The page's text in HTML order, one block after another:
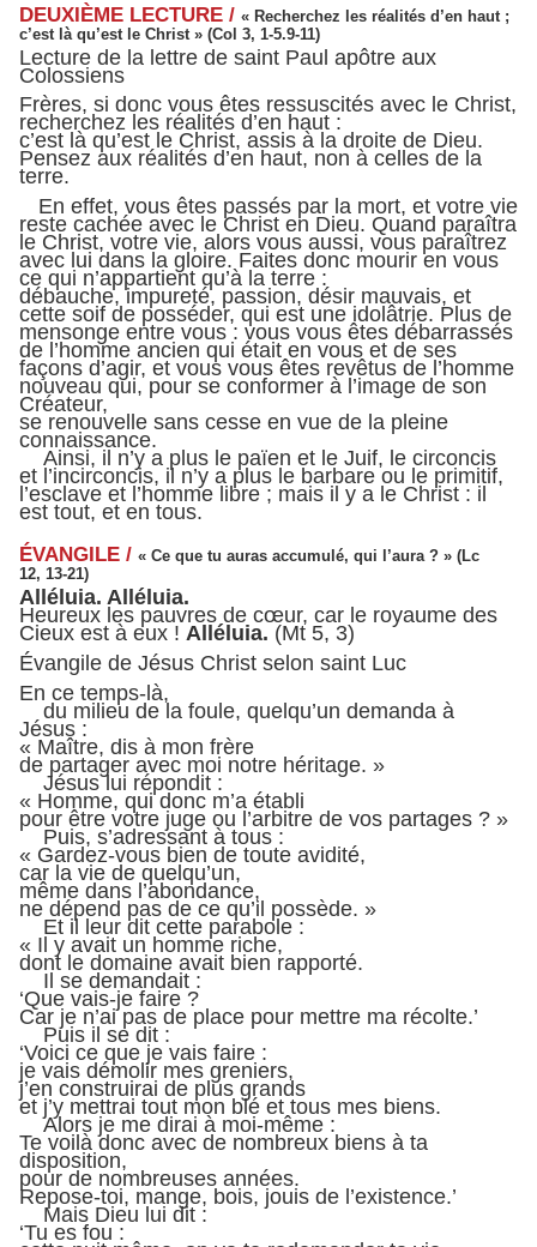
DEUXIÈME LECTURE / « Recherchez les réalités d’en haut ;
c’est là qu’est le Christ » (Col 3, 1-5.9-11)
Lecture de la lettre de saint Paul apôtre aux
Colossiens
Frères, si donc vous êtes ressuscités avec le Christ,
recherchez les réalités d’en haut :
c’est là qu’est le Christ, assis à la droite de Dieu.
Pensez aux réalités d’en haut, non à celles de la
terre.
En effet, vous êtes passés par la mort, et votre vie
reste cachée avec le Christ en Dieu. Quand paraîtra
le Christ, votre vie, alors vous aussi, vous paraîtrez
avec lui dans la gloire. Faites donc mourir en vous
ce qui n’appartient qu’à la terre :
débauche, impureté, passion, désir mauvais, et
cette soif de posséder, qui est une idolâtrie. Plus de
mensonge entre vous : vous vous êtes débarrassés
de l’homme ancien qui était en vous et de ses
façons d’agir, et vous vous êtes revêtus de l’homme
nouveau qui, pour se conformer à l’image de son
Créateur,
se renouvelle sans cesse en vue de la pleine
connaissance.
Ainsi, il n’y a plus le païen et le Juif, le circoncis
et l’incirconcis, il n’y a plus le barbare ou le primitif,
l’esclave et l’homme libre ; mais il y a le Christ : il
est tout, et en tous.
ÉVANGILE / « Ce que tu auras accumulé, qui l’aura ? » (Lc
12, 13-21)
Alléluia. Alléluia.
Heureux les pauvres de cœur, car le royaume des
Cieux est à eux ! Alléluia. (Mt 5, 3)
Évangile de Jésus Christ selon saint Luc
En ce temps-là,
du milieu de la foule, quelqu’un demanda à
Jésus :
« Maître, dis à mon frère
de partager avec moi notre héritage. »
Jésus lui répondit :
« Homme, qui donc m’a établi
pour être votre juge ou l’arbitre de vos partages ? »
Puis, s’adressant à tous :
« Gardez-vous bien de toute avidité,
car la vie de quelqu’un,
même dans l’abondance,
ne dépend pas de ce qu’il possède. »
Et il leur dit cette parabole :
« Il y avait un homme riche,
dont le domaine avait bien rapporté.
Il se demandait :
‘Que vais-je faire ?
Car je n’ai pas de place pour mettre ma récolte.’
Puis il se dit :
‘Voici ce que je vais faire :
je vais démolir mes greniers,
j’en construirai de plus grands
et j’y mettrai tout mon blé et tous mes biens.
Alors je me dirai à moi-même :
Te voilà donc avec de nombreux biens à ta
disposition,
pour de nombreuses années.
Repose-toi, mange, bois, jouis de l’existence.’
Mais Dieu lui dit :
‘Tu es fou :